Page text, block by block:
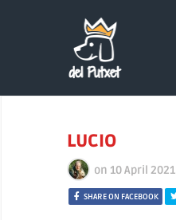
LUCIO
on 10 April 2021
SHARE ON FACEBOOK